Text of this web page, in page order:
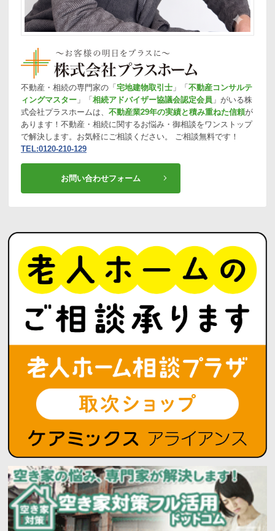
不動産・相続の専門家の「 宅地建物取引士 」「 不動産コンサルテ
ィングマスター 」「 相続アドバイザー協議会認定会員 」がいる株
式会社プラスホームは、 不動産業29年の実績と積み重ねた信頼が
あります！不動産・相続に関するお悩み・御相談をワンストップ
で解決します。お気軽にご相談ください。 ご相談無料です！
TEL:0120-210-129
お問い合わせフォーム